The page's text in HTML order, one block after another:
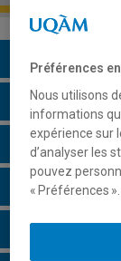
Présentation
Conditions
Cours à
Grille de
Particularités
Préférences
Nous utilisons
informations
expérience sur
d’analyser les
pouvez
« Préférences ».